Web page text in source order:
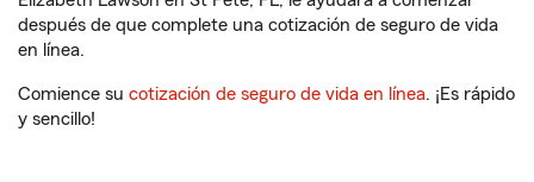
después de que complete una cotización de seguro de vida
en línea.
Comience su cotización de seguro de vida en línea. ¡Es rápido
y sencillo!